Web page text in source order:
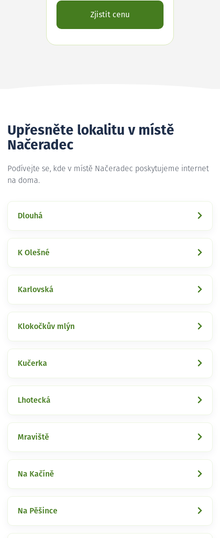
Zjistit cenu
Upřesněte lokalitu v místě
Načeradec
Podívejte se, kde v místě Načeradec poskytujeme internet
na doma.
Dlouhá
K Olešné
Karlovská
Klokočkův mlýn
Kučerka
Lhotecká
Mraviště
Na Kačíně
Na Pěšince